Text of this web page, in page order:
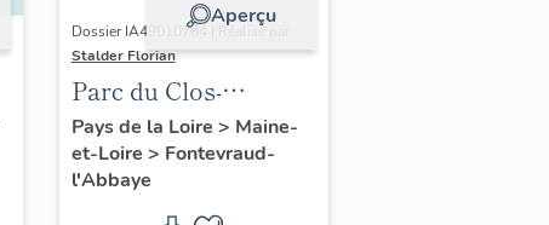
Aperçu
Dossier IA49010784 | Réalisé par
Stalder Florian
Parc du Clos-
Bourbon,
Fontevraud-l'Abbaye
Pays de la Loire > Maine-
et-Loire > Fontevraud-
l'Abbaye